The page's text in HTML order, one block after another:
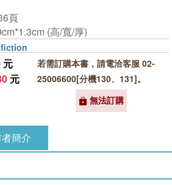
頁
(高/寬/厚)
元
元
若需訂購本書，請電洽客服 02-
25006600[分機130、131]。
無法訂購
簡介